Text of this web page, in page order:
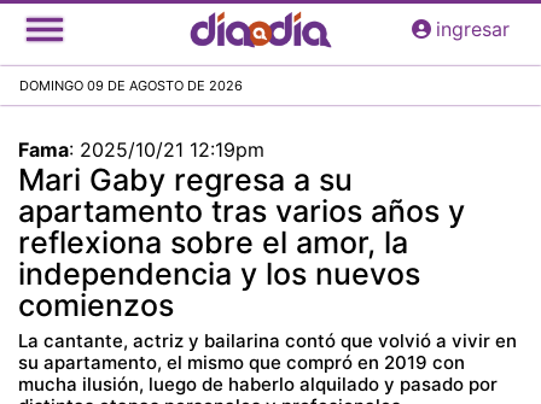
Pasar
al
principal
ingresar
DOMINGO 09 DE AGOSTO DE 2026
Fama: 2025/10/21 12:19pm
Mari Gaby regresa a su
apartamento tras varios años y
reflexiona sobre el amor, la
independencia y los nuevos
comienzos
La cantante, actriz y bailarina contó que volvió a vivir en
su apartamento, el mismo que compró en 2019 con
mucha ilusión, luego de haberlo alquilado y pasado por